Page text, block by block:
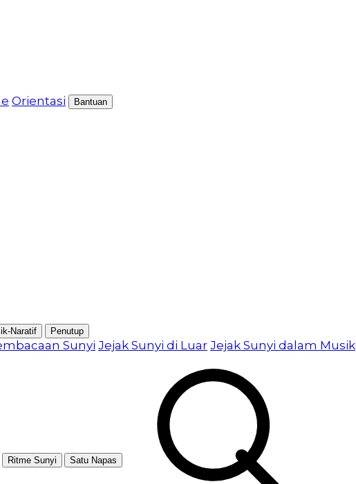
Orientasi Bantuan
Naratif Penutup
Sunyi Jejak Sunyi di Luar Jejak Sunyi dalam Musik
Ritme Sunyi Satu Napas